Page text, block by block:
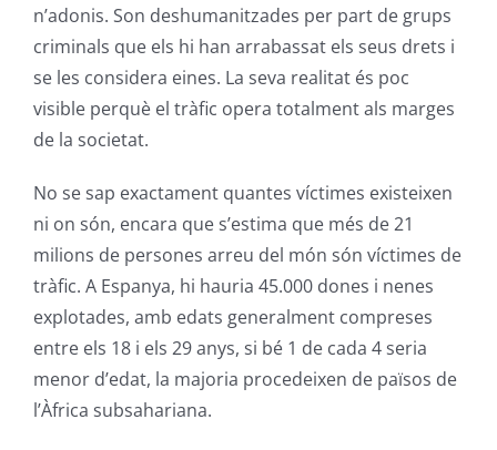
n’adonis. Son deshumanitzades per part de grups
criminals que els hi han arrabassat els seus drets i
se les considera eines. La seva realitat és poc
visible perquè el tràfic opera totalment als marges
de la societat.
No se sap exactament quantes víctimes existeixen
ni on són, encara que s’estima que més de 21
milions de persones arreu del món són víctimes de
tràfic. A Espanya, hi hauria 45.000 dones i nenes
explotades, amb edats generalment compreses
entre els 18 i els 29 anys, si bé 1 de cada 4 seria
menor d’edat, la majoria procedeixen de països de
l’Àfrica subsahariana.